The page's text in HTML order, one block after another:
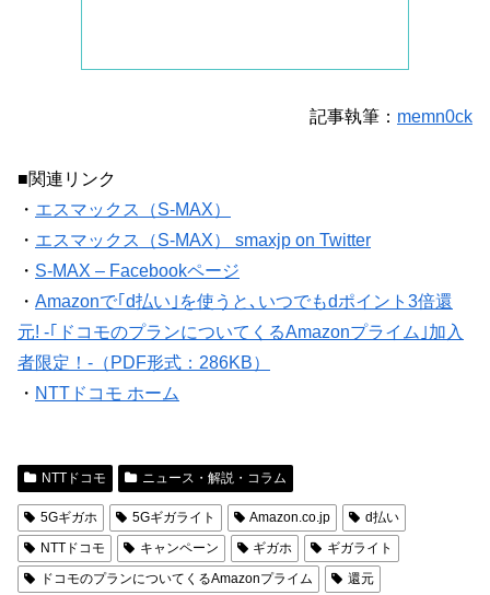
記事執筆： memn0ck
■関連リンク
・ エスマックス（S-MAX）
・ エスマックス（S-MAX） smaxjp on Twitter
・ S-MAX – Facebookページ
・ Amazonで｢d払い｣を使うと､いつでもdポイント3倍還
元! -｢ドコモのプランについてくるAmazonプライム｣加入
者限定！-（PDF形式：286KB）
・ NTTドコモ ホーム
NTTドコモ ニュース・解説・コラム
5Gギガホ 5Gギガライト Amazon.co.jp
d払い
NTTドコモ
キャンペーン ギガホ
ギガライト
ドコモのプランについてくるAmazonプライム
還元